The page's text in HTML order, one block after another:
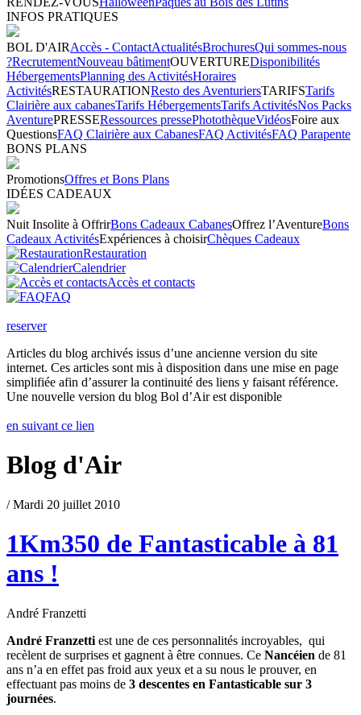
INFOS PRATIQUES
BOL D'AIRAccès - ContactActualitésBrochuresQui sommes-nous
?RecrutementNouveau bâtimentOUVERTUREDisponibilités
HébergementsPlanning des ActivitésHoraires
ActivitésRESTAURATIONResto des AventuriersTARIFSTarifs
Clairière aux cabanesTarifs HébergementsTarifs ActivitésNos Packs
AventurePRESSERessources pressePhotothèqueVidéosFoire aux
QuestionsFAQ Clairière aux CabanesFAQ ActivitésFAQ Parapente
BONS PLANS
PromotionsOffres et Bons Plans
IDÉES CADEAUX
Nuit Insolite à OffrirBons Cadeaux CabanesOffrez l’AventureBons
Cadeaux ActivitésExpériences à choisirChèques Cadeaux
Restauration
Calendrier
Accès et contacts
FAQ
reserver
Articles du blog archivés issus d’une ancienne version du site
internet. Ces articles sont mis à disposition dans une mise en page
simplifiée afin d’assurer la continuité des liens y faisant référence.
Une nouvelle version du blog Bol d’Air est disponible
en suivant ce lien
Blog d'Air
/ Mardi 20 juillet 2010
1Km350 de Fantasticable à 81
ans !
André Franzetti
André Franzetti est une de ces personnalités incroyables, qui
recèlent de surprises et gagnent à être connues. Ce Nancéien de 81
ans n’a en effet pas froid aux yeux et a su nous le prouver, en
effectuant pas moins de 3 descentes en Fantasticable sur 3
journées.